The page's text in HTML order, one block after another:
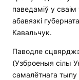
паведаміў у
абавязкі
Кавальчук.
Паводле
(Узброеныя сілы
самалётнага тыпу